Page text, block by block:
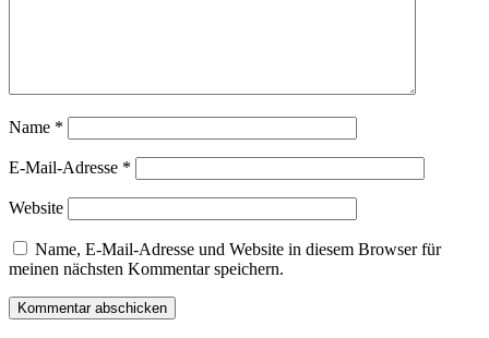
Name *
E-Mail-Adresse *
Website
Name, E-Mail-Adresse und Website in diesem Browser für
meinen nächsten Kommentar speichern.